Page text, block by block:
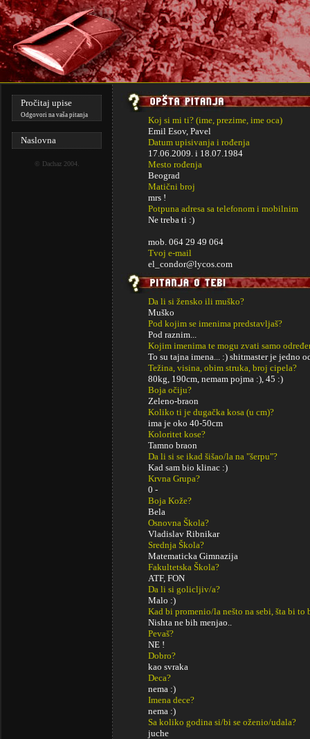
Pročitaj upise
Odgovori na vaša pitanja
Naslovna
© Dachaz2004.
Koj si mi ti? (ime, prezime, ime oca)
Emil Esov, Pavel
Datum upisivanja i rođenja
17.06.2009. i 18.07.1984
Mesto rođenja
Beograd
Matični broj
mrs !
Potpuna adresa sa telefonom i mobilnim
Ne treba ti :)
mob. 064 29 49 064
Tvoj e-mail
el_condor@lycos.com
Da li si žensko ili muško?
Muško
Pod kojim se imenima predstavljaš?
Pod raznim...
Kojim imenima te mogu zvati samo
To su tajna imena... :) shitmaster je jedno
Težina, visina, obim struka, broj cipela?
80kg, 190cm, nemam pojma :), 45 :)
Boja očiju?
Zeleno-braon
Koliko ti je dugačka kosa (u cm)?
ima je oko 40-50cm
Koloritet kose?
Tamno braon
Da li si se ikad šišao/la na "šerpu"?
Kad sam bio klinac :)
Krvna Grupa?
0 -
Boja Kože?
Bela
Osnovna Škola?
Vladislav Ribnikar
Srednja Škola?
Matematicka Gimnazija
Fakultetska Škola?
ATF, FON
Da li si golicljiv/a?
Malo :)
Kad bi promenio/la nešto na sebi, šta bi to
Nishta ne bih menjao..
Pevaš?
NE !
Dobro?
kao svraka
Deca?
nema :)
Imena dece?
nema :)
Sa koliko godina si/bi se oženio/udala?
juche